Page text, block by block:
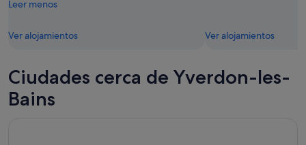
ago
ago
16
Leer menos
Ver alojamientos Ver alojamientos
Ciudades cerca de Yverdon-les-
Bains